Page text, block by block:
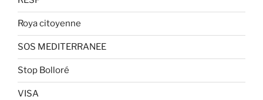
Roya citoyenne
SOS MEDITERRANEE
Stop Bolloré
VISA